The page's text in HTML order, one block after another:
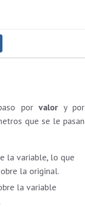
porvalory por
que se le pasan
la variable, lo que
la original.
la variable